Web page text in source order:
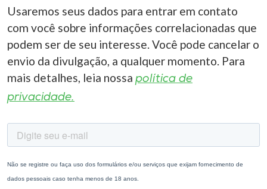
Usaremos seus dados para entrar em contato
com você sobre informações correlacionadas que
podem ser de seu interesse. Você pode cancelar o
envio da divulgação, a qualquer momento. Para
mais detalhes, leia nossa política de
privacidade.